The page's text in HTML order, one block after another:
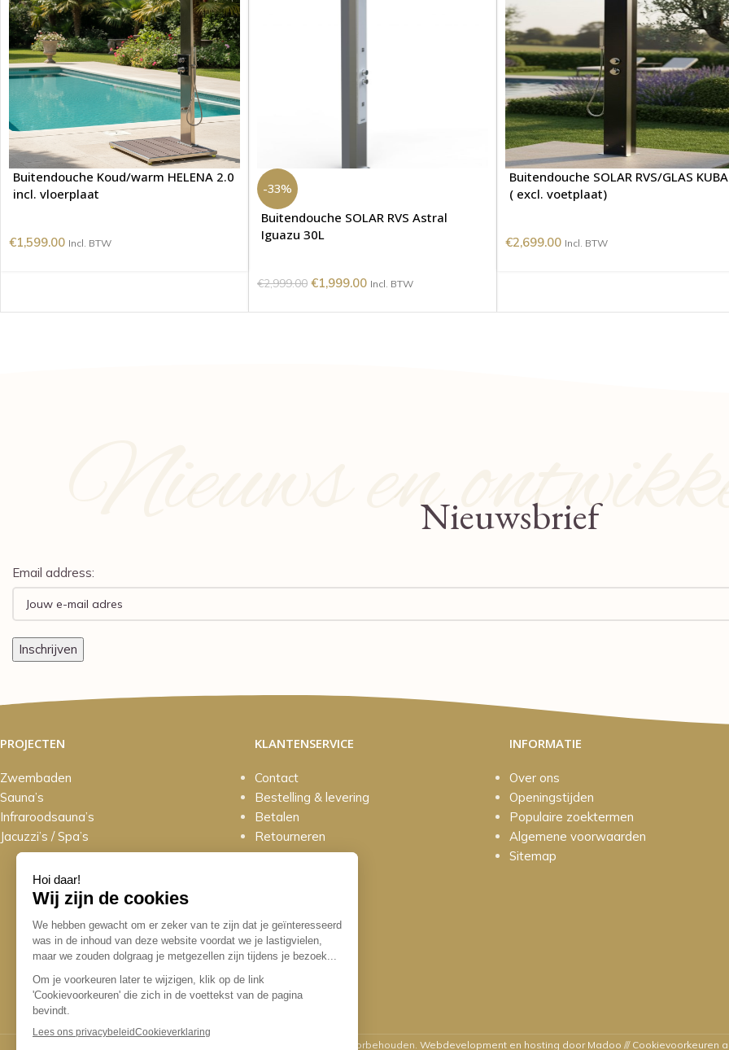
Buitendouche Koud/warm HELENA 2.0
incl. vloerplaat
€1,599.00 Incl. BTW
-33%
Buitendouche SOLAR RVS Astral
Iguazu 30L
€2,999.00 €1,999.00 Incl. BTW
Buitendouche SOLAR RVS/GLAS KUBA
( excl. voetplaat)
€2,699.00 Incl. BTW
Nieuws enNieuwsbrief
Email address:
PROJECTEN
Zwembaden
Sauna’s
Infraroodsauna’s
Jacuzzi’s / Spa’s
KLANTENSERVICE
Contact
Bestelling & levering
Betalen
Retourneren
INFORMATIE
Over ons
Openingstijden
Populaire zoektermen
Algemene voorwaarden
Sitemap
© 2026 Sun Sauna & Poolworld. Alle rechten voorbehouden. Webdevelopment en hosting door Madoo /// Cookievoorkeuren